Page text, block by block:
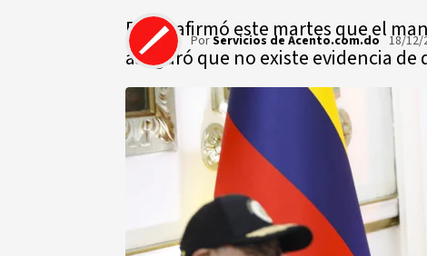
Petro afirmó este martes que el
aseguró que no existe evidencia
PorServicios de Acento.com.do 18/12/